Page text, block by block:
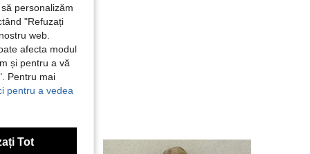
personalizăm
"Refuzați
web.
afecta modul
și pentru a vă
Pentru mai
pentru a vedea
Tot